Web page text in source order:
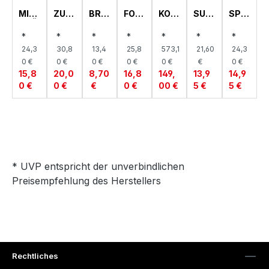
MILC
NNC
BEA
T
*
24,3
0 €
15,8
0 €
ZUC
DOS
BEA
T
*
30,8
0 €
20,0
0 €
BRO
LLER
BEA
T
*
13,4
0 €
8,70
€
FOO
WL,
T
*
25,8
0 €
16,8
0 €
KOM
RVIC
BEA
T
*
573,1
0 €
149,
00 €
SUP
TELL
BEA
T
*
21,60
€
13,9
5 €
SPEI
ELLE
BEA
T
*
24,3
0 €
14,9
5 €
* UVP entspricht der unverbindlichen
Preisempfehlung des Herstellers
Rechtliches